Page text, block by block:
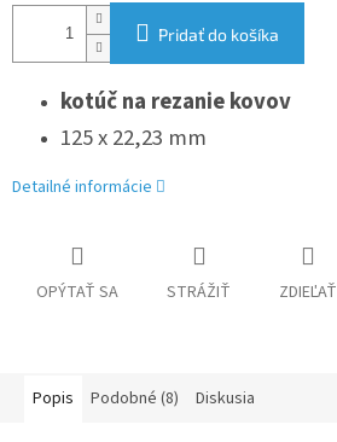
Pridať do košíka
kotúč na rezanie kovov
125 x 22,23 mm
Detailné informácie
OPÝTAŤ SA STRÁŽIŤ ZDIEĽAŤ
Popis Podobné (8) Diskusia